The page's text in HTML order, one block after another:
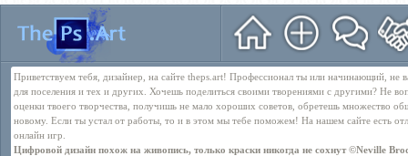
Приветствуем тебя, дизайнер, на сайте theps.art! Профессионал ты или начинающий,
для поселения и тех и других. Хочешь поделиться своими творениями с другими? Не
оценки твоего творчества, получишь не мало хороших советов, обретешь множество
новому. Если ты устал от работы, то и в этом мы тебе поможем! На нашем сайте есть
онлайн игр.
Цифровой дизайн похож на живопись, только краски никогда не сохнут ©Neville